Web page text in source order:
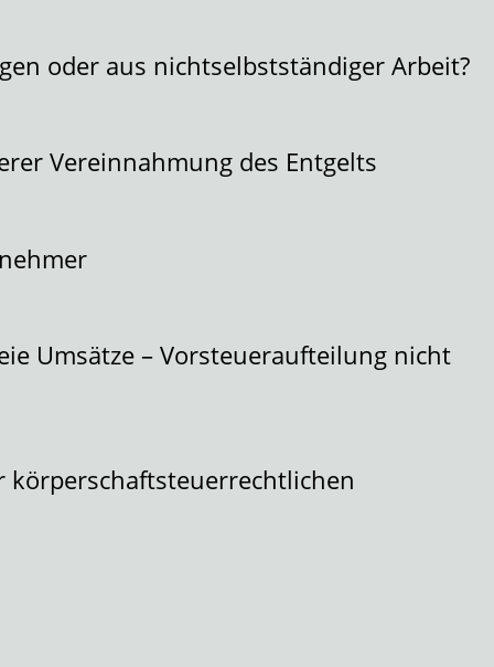
oder aus nichtselbstständiger Arbeit?
Vereinnahmung des Entgelts
Umsätze – Vorsteueraufteilung nicht
körperschaftsteuerrechtlichen